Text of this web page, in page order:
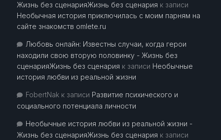
Жизнь без сценарияЖизнь без сценария к записи
Необычная история приключилась с моим парням на
сайте знакомств omlete.ru
Любовь онлайн: Известны случаи, когда герои
находили свою вторую половинку - Жизнь без
сценарияЖизнь без сценария к записи Необычные
история любви из реальной жизни
FobertNakк записи Развитие психического и
социального потенциала личности
Необычные история любви из реальной жизни -
Жизнь без сценарияЖизнь без сценария к записи